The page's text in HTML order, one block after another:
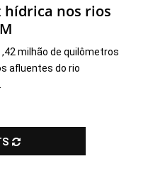
hídrica nos rios
milhão de quilômetros
afluentes do rio